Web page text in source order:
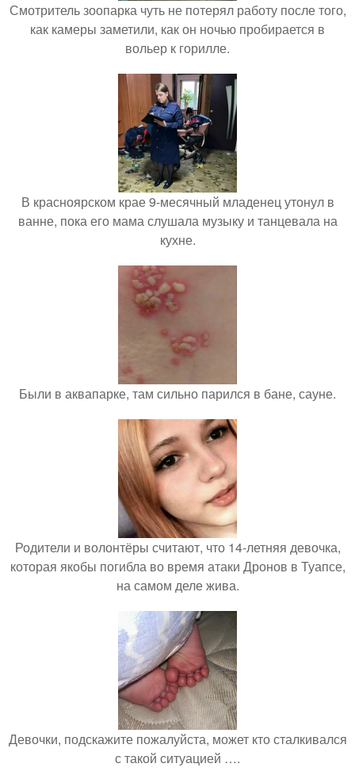
Смотритель зоопарка чуть не потерял работу после того,
как камеры заметили, как он ночью пробирается в
вольер к горилле.
В красноярском крае 9-месячный младенец утонул в
ванне, пока его мама слушала музыку и танцевала на
кухне.
Были в аквапарке, там сильно парился в бане, сауне.
Родители и волонтёры считают, что 14-летняя девочка,
которая якобы погибла во время атаки Дронов в Туапсе,
на самом деле жива.
Девочки, подскажите пожалуйста, может кто сталкивался
с такой ситуацией ….